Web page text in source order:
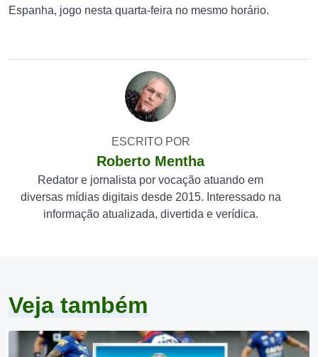
Espanha, jogo nesta quarta-feira no mesmo horário.
ESCRITO POR
Roberto Mentha
Redator e jornalista por vocação atuando em
diversas mídias digitais desde 2015. Interessado na
informação atualizada, divertida e verídica.
Veja também